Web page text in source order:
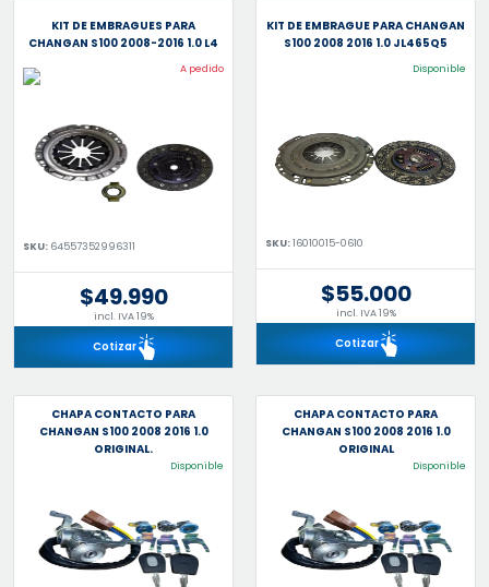
KIT DE EMBRAGUES PARA
CHANGAN S100 2008-2016 1.0 L4
A pedido
SKU: 64557352996311
$49.990
incl. IVA 19%
Cotizar
KIT DE EMBRAGUE PARA CHANGAN
S100 2008 2016 1.0 JL465Q5
Disponible
SKU:16010015-0610
$55.000
incl. IVA 19%
Cotizar
CHAPA CONTACTO PARA
CHANGAN S100 2008 2016 1.0
ORIGINAL.
Disponible
CHAPA CONTACTO PARA
CHANGAN S100 2008 2016 1.0
ORIGINAL
Disponible